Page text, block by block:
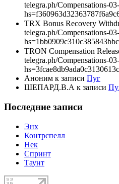
telegra.ph/Compensations-
TRX Bonus Recovery
telegra.ph/Compensations-
TRON Compensation
telegra.ph/Compensations-
Аноним к записи Пуг
ШЕПАРД.В.А к записи
Последние записи
Энх
Контрспелл
Нек
Спринт
Таунт